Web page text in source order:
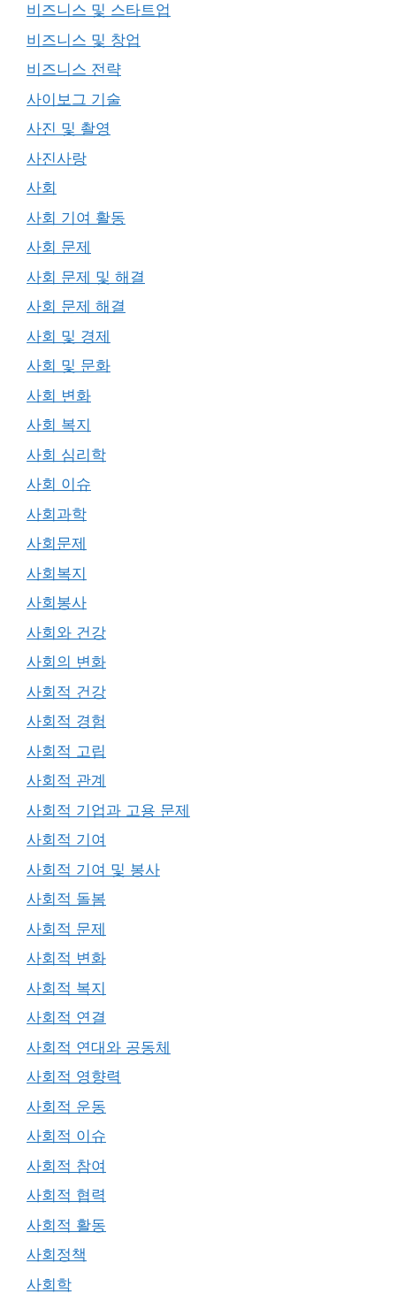
비즈니스 및 스타트업
비즈니스 및 창업
비즈니스 전략
사이보그 기술
사진 및 촬영
사진사랑
사회
사회 기여 활동
사회 문제
사회 문제 및 해결
사회 문제 해결
사회 및 경제
사회 및 문화
사회 변화
사회 복지
사회 심리학
사회 이슈
사회과학
사회문제
사회복지
사회봉사
사회와 건강
사회의 변화
사회적 건강
사회적 경험
사회적 고립
사회적 관계
사회적 기업과 고용 문제
사회적 기여
사회적 기여 및 봉사
사회적 돌봄
사회적 문제
사회적 변화
사회적 복지
사회적 연결
사회적 연대와 공동체
사회적 영향력
사회적 운동
사회적 이슈
사회적 참여
사회적 협력
사회적 활동
사회정책
사회학